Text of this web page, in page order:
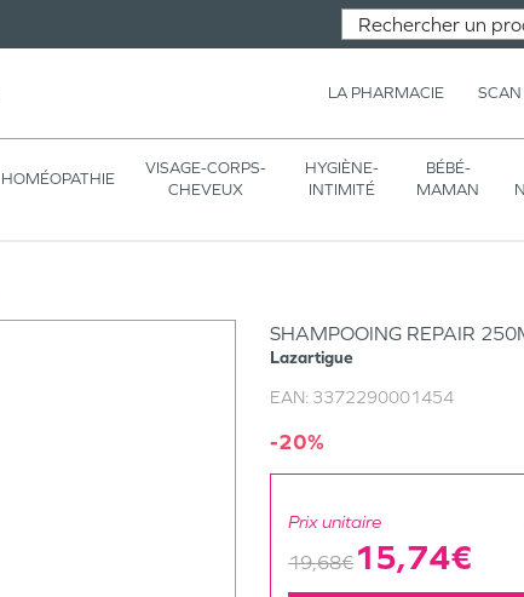
LA PHARMACIE SCAN
HOMÉOPATHIE
VISAGE-CORPS-
CHEVEUX
HYGIÈNE-
INTIMITÉ
BÉBÉ-
MAMAN
SHAMPOOING REPAIR
Lazartigue
EAN: 3372290001454
-20%
Prix unitaire
19,68€ 15,74€